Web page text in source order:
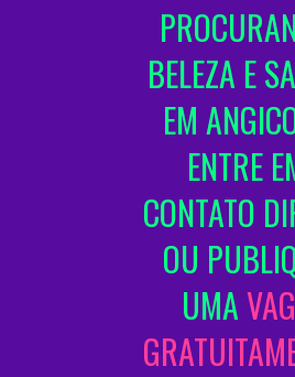
BELEZA E
EM
ENTRE
CONTATO
OU
UMA